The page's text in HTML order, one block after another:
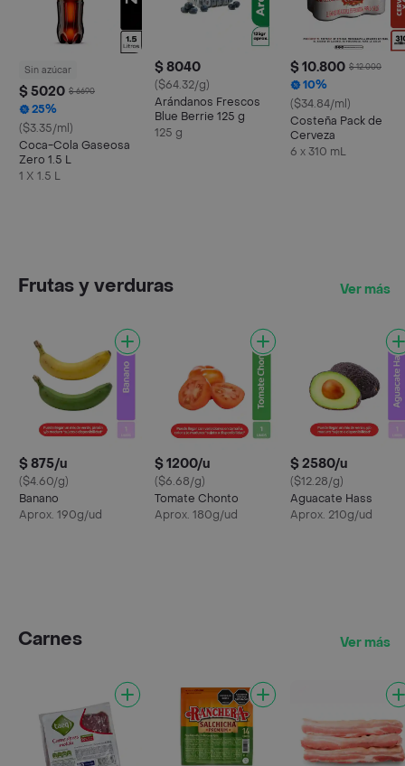
Sin azúcar
$ 5020 $ 6690
25%
($3.35/ml)
Coca-Cola Gaseosa
Zero 1.5 L
1 X 1.5 L
$ 8040
($64.32/g)
Arándanos Frescos
Blue Berrie 125 g
125 g
$ 10.800 $ 12.000
10%
($34.84/ml)
Costeña Pack de
Cerveza
6 x 310 mL
Frutas y verduras Ver más
$ 875/u
($4.60/g)
Banano
Aprox. 190g/ud
$ 1200/u
($6.68/g)
Tomate Chonto
Aprox. 180g/ud
$ 2580/u
($12.28/g)
Aguacate Hass
Aprox. 210g/ud
Carnes Ver más